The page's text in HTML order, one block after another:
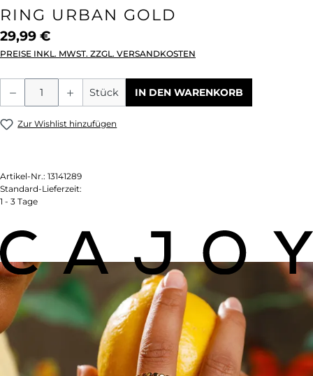
RING URBAN GOLD
29,99 €
PREISE INKL. MWST. ZZGL. VERSANDKOSTEN
Produkt Anzahl: Gib den gewünschten
Stück IN DEN WARENKORB
Zur Wishlist hinzufügen
Artikel-Nr.: 13141289
Standard-Lieferzeit:
1 - 3 Tage